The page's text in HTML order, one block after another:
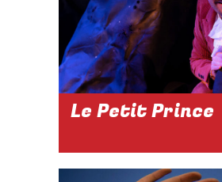
Le Petit Prince